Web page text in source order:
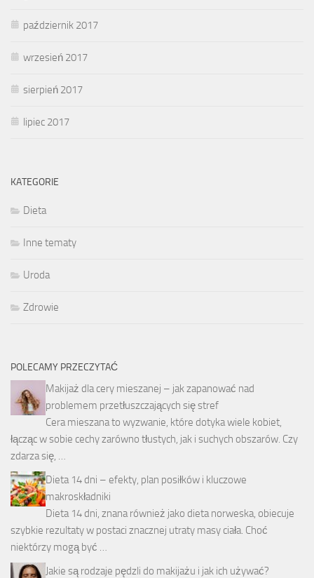
październik 2017
wrzesień 2017
sierpień 2017
lipiec 2017
KATEGORIE
Dieta
Inne tematy
Uroda
Zdrowie
POLECAMY PRZECZYTAĆ
Makijaż dla cery mieszanej – jak zapanować nad
problemem przetłuszczających się stref
Cera mieszana to wyzwanie, które dotyka wiele kobiet,
łącząc w sobie cechy zarówno tłustych, jak i suchych obszarów. Czy
zdarza się, …
Dieta 14 dni – efekty, plan posiłków i kluczowe
makroskładniki
Dieta 14 dni, znana również jako dieta norweska, obiecuje
szybkie rezultaty w postaci znacznej utraty masy ciała. Choć
niektórzy mogą być …
Jakie są rodzaje pędzli do makijażu i jak ich używać?